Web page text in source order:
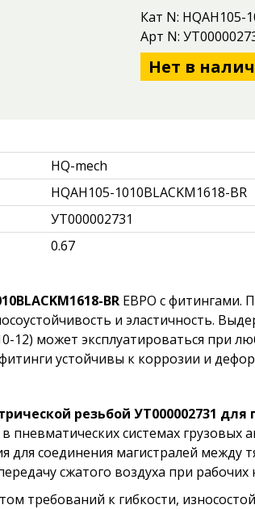
Кат N: HQAH105-
Арт N:
Нет в
HQ-mech
HQAH105-1010BLACKM1618-BR
УТ000002731
0.67
BRЕВРО с фитингами.
и эластичность.
12) может эксплуатироваться при
устойчивы к коррозии и
резьбой УТ000002731 для
пневматических системах грузовых
для соединения магистралей между
сжатого воздуха при рабочих
требований к гибкости,